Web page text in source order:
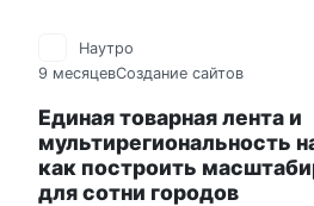
Наутро
9 месяцевСоздание сайтов
Единая товарная лента и
мультирегиональность
как построить
для сотни городов